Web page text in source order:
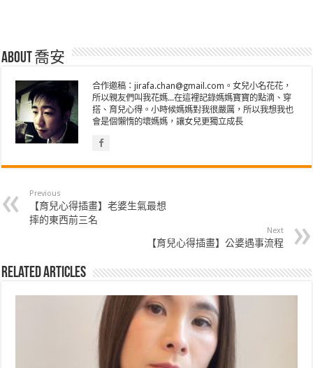
About 喬安
合作邀稿：jirafa.chan@gmail.com。女兒小名花花，
所以親友們叫我花媽...在這裡記錄媽媽寶寶的點滴、穿
搭、育兒心得。小時候媽媽對我很嚴厲，所以我想我也
會是個懶惰的壞媽媽，讓女兒更獨立成長
Previous
【育兒心得插畫】老婆生氣最想
摔的東西前三名
Next
【育兒心得插畫】公婆遇事流程
Related Articles